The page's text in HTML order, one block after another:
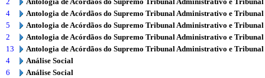
4
Antologia de Acórdãos do Supremo Tribunal Administrativo e
5
Antologia de Acórdãos do Supremo Tribunal Administrativo e
2
Antologia de Acórdãos do Supremo Tribunal Administrativo e
13
Antologia de Acórdãos do Supremo Tribunal Administrativo e
4
Análise Social
6
Análise Social